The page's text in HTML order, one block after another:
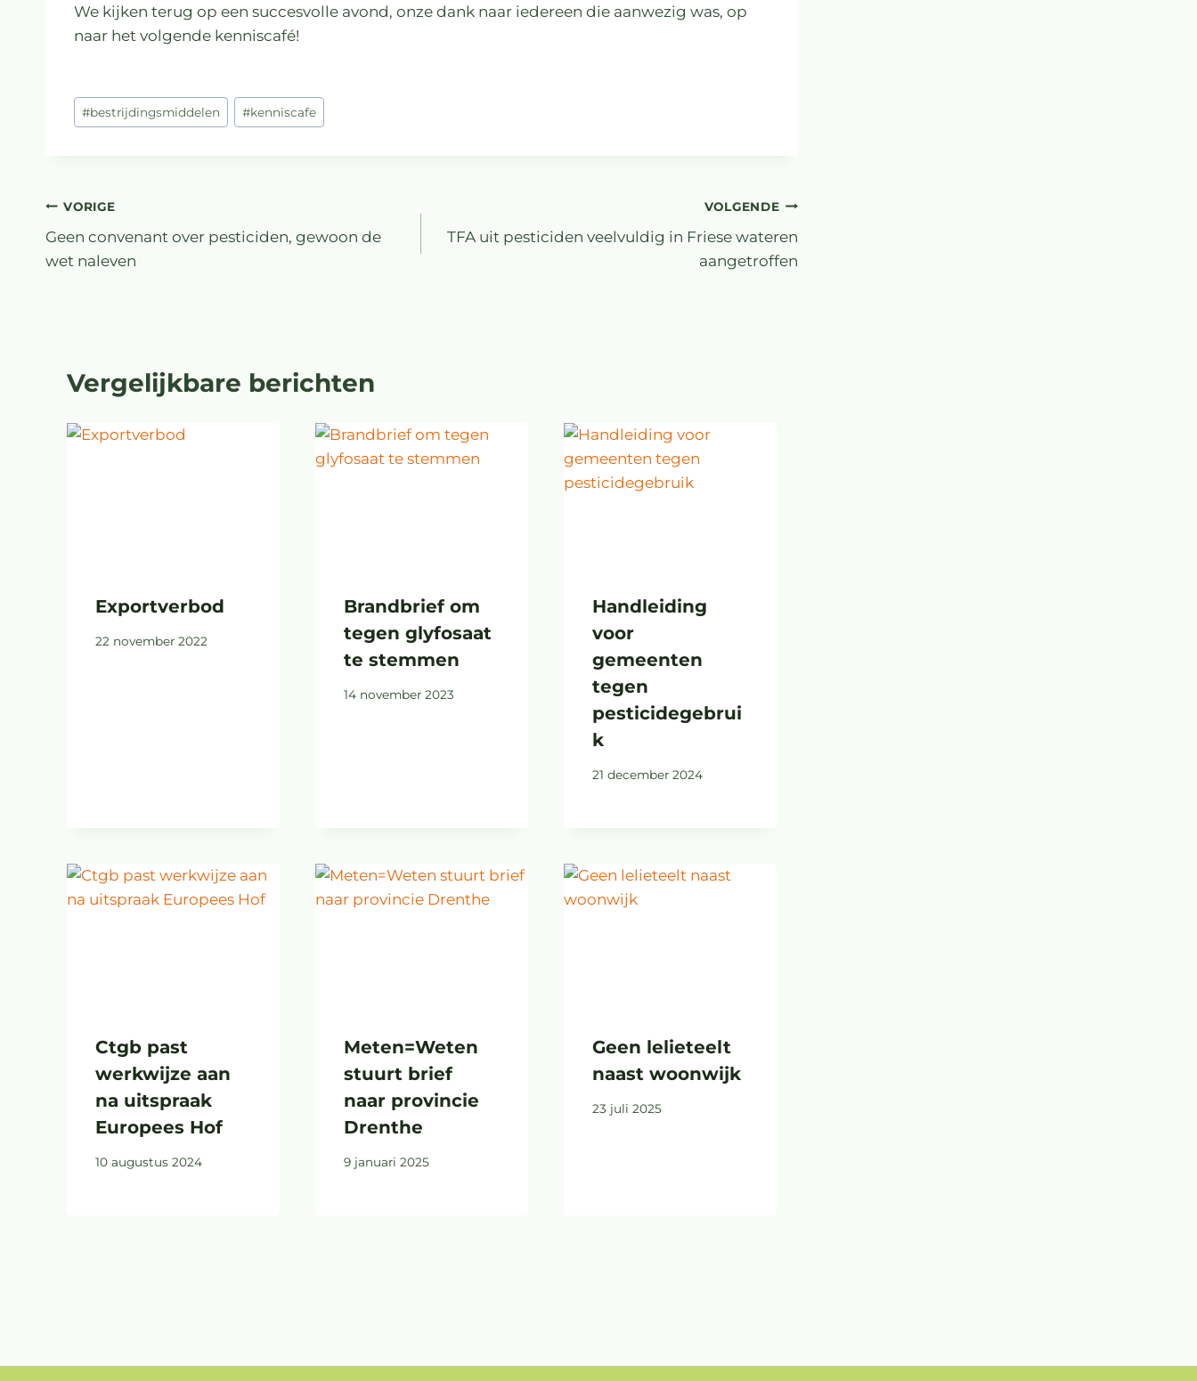
We kijken terug op een succesvolle avond, onze dank naar iedereen die aanwezig was, op
naar het volgende kenniscafé!
#bestrijdingsmiddelen #kenniscafe
VORIGE
Geen convenant over pesticiden, gewoon de
wet naleven
VOLGENDE
TFA uit pesticiden veelvuldig in Friese wateren
aangetroffen
Vergelijkbare berichten
Exportverbod
22 november 2022
Brandbrief om
tegen glyfosaat
te stemmen
14 november 2023
Handleiding
voor
gemeenten
tegen
pesticidegebrui
k
21 december 2024
Ctgb past
werkwijze aan
na uitspraak
Europees Hof
10 augustus 2024
Meten=Weten
stuurt brief
naar provincie
Drenthe
9 januari 2025
Geen lelieteelt
naast woonwijk
23 juli 2025